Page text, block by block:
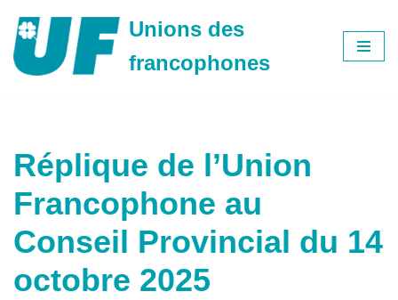
Aller
au
Unions des
francophones
Réplique de l’Union
Francophone au
Conseil Provincial du 14
octobre 2025